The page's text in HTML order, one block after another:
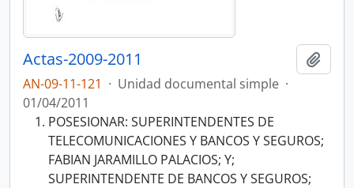
Actas-2009-2011
AN-09-11-121 · Unidad documental simple ·
01/04/2011
POSESIONAR: SUPERINTENDENTES DE
TELECOMUNICACIONES Y BANCOS Y SEGUROS;
FABIAN JARAMILLO PALACIOS; Y;
SUPERINTENDENTE DE BANCOS Y SEGUROS;